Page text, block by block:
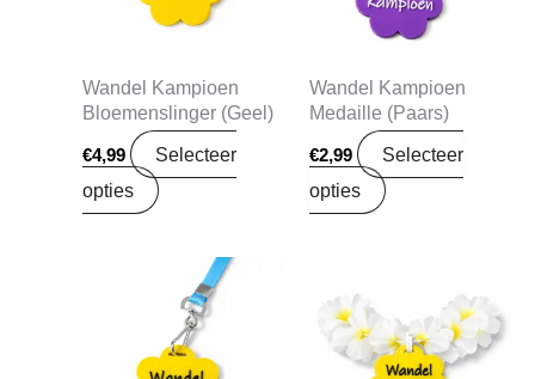
Wandel Kampioen
Bloemenslinger (Geel)
€4,99
Selecteer
opties
Wandel Kampioen
Medaille (Paars)
€2,99
Selecteer
opties